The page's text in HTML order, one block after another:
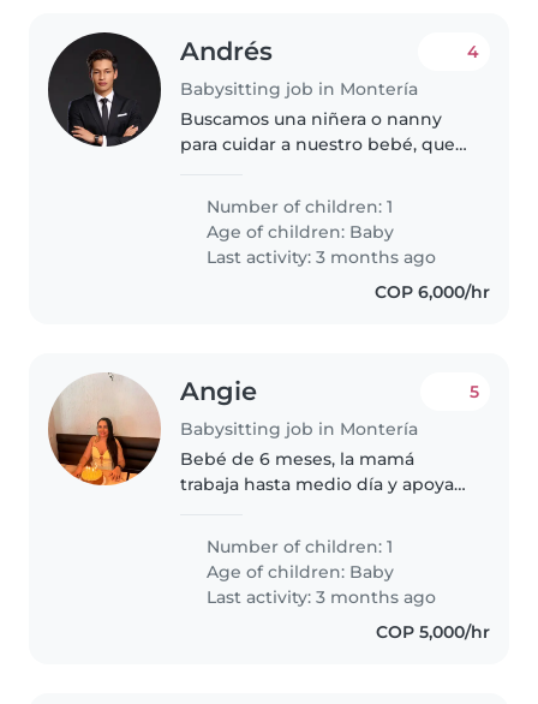
Andrés
Babysitting job in Montería
4
Buscamos una niñera o nanny
para cuidar a nuestro bebé, que
Nos encantaría alguien que se
sienta cómodo/a cocinando solo
para nuestra niña y que pueda..
Number of children: 1
Age of children: Baby
Last activity: 3 months ago
COP 6,000/hr
Angie
Babysitting job in Montería
5
Bebé de 6 meses, la mamá
trabaja hasta medio día y apoya
Number of children: 1
Age of children: Baby
Last activity: 3 months ago
COP 5,000/hr